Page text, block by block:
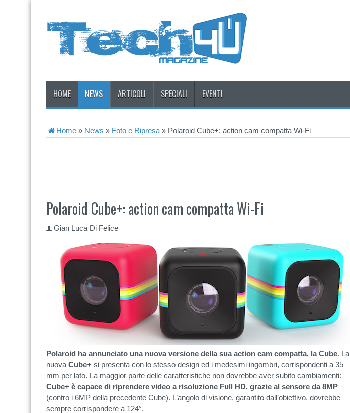
HOME NEWS ARTICOLI SPECIALI EVENTI
Home » News » Foto e Ripresa » Polaroid Cube+: action cam compatta Wi-Fi
Polaroid Cube+: action cam compatta Wi-Fi
Gian Luca Di Felice
Polaroid ha annunciato una nuova versione della sua action cam compatta, la Cube. La
nuova Cube+ si presenta con lo stesso design ed i medesimi ingombri, corrispondenti a 35
mm per lato. La maggior parte delle caratteristiche non dovrebbe aver subito cambiamenti:
Cube+ è capace di riprendere video a risoluzione Full HD, grazie al sensore da 8MP
(contro i 6MP della precedente Cube). L’angolo di visione, garantito dall’obiettivo, dovrebbe
sempre corrispondere a 124°.